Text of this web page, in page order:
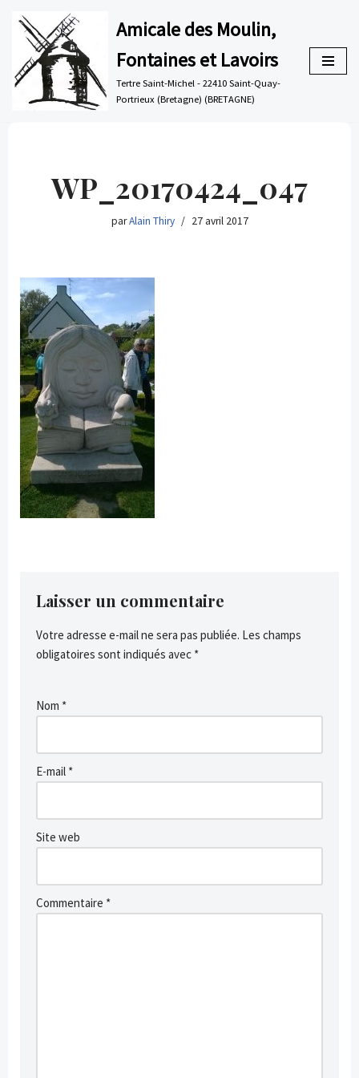
Aller
au
contenu
Amicale des Moulin,
Fontaines et Lavoirs
Tertre Saint-Michel - 22410 Saint-Quay-
Portrieux (Bretagne) (BRETAGNE)
WP_20170424_047
parAlain Thiry 27 avril 2017
Laisser un commentaire
Votre adresse e-mail ne sera pas publiée. Les champs
obligatoires sont indiqués avec *
Nom *
E-mail *
Site web
Commentaire *